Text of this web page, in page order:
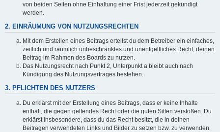
von beiden Seiten ohne Einhaltung einer Frist jederzeit gekündigt
werden.
2. EINRÄUMUNG VON NUTZUNGSRECHTEN
Mit dem Erstellen eines Beitrags erteilst du dem Betreiber ein einfaches,
zeitlich und räumlich unbeschränktes und unentgeltliches Recht, deinen
Beitrag im Rahmen des Boards zu nutzen.
Das Nutzungsrecht nach Punkt 2, Unterpunkt a bleibt auch nach
Kündigung des Nutzungsvertrages bestehen.
3. PFLICHTEN DES NUTZERS
Du erklärst mit der Erstellung eines Beitrags, dass er keine Inhalte
enthält, die gegen geltendes Recht oder die guten Sitten verstoßen. Du
erklärst insbesondere, dass du das Recht besitzt, die in deinen
Beiträgen verwendeten Links und Bilder zu setzen bzw. zu verwenden.